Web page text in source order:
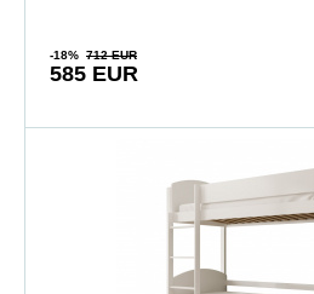
-18% 712 EUR
585 EUR